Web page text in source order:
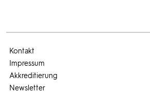
Kontakt
Impressum
Akkreditierung
Newsletter